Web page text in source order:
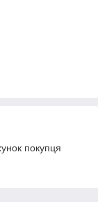
покупця